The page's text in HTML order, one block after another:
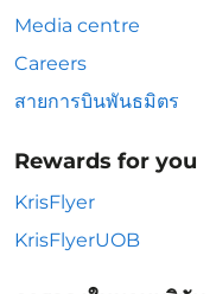
Media centre
Careers
สายการบินพันธมิตร
Rewards for you
KrisFlyer
KrisFlyerUOB